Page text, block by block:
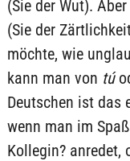
(Sie der Wut).
(Sie der
möchte, wie
kann man von tú
Deutschen ist das
wenn man im
Kollegin? anredet,